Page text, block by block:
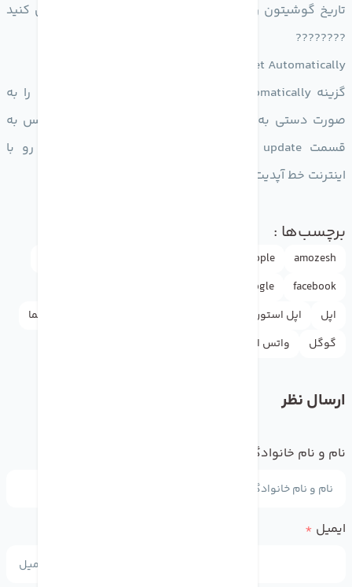
تاریخ گوشیتون را از حالت اتوماتیک به حالت دستی عوض کنید
????????
Setting->General->Data time->set Automatically
گزینه set Automatically را خاموش کنید و تاریخ گوشی را به
صورت دستی به تاریخ 30 ژانویه 2022 تغییر دهید و سپس به
قسمت software update گوشی برگشته و گوشیتون رو با
اینترنت خط آپدیت نمایید
برچسب‌ها :
amozesh
Apple
facebook
google
اپل
اپل استور
راهنما
گوگل
واتس اپ
ارسال نظر
نام و نام خانوادگی
ایمیل *